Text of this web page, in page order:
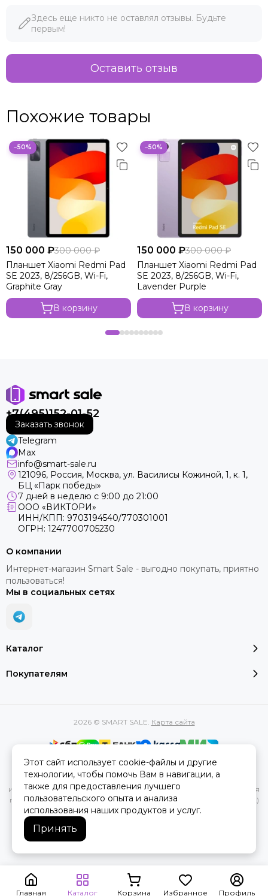
Здесь еще никто не оставлял отзывы. Будьте
первым!
Оставить отзыв
Похожие товары
−50%
150 000 ₽300 000 ₽
Планшет Xiaomi Redmi Pad
SE 2023, 8/256GB, Wi-Fi,
Graphite Gray
В корзину
−50%
150 000 ₽300 000 ₽
Планшет Xiaomi Redmi Pad
SE 2023, 8/256GB, Wi-Fi,
Lavender Purple
В корзину
+7(495)152-01-52
Заказать звонок
Telegram
Max
info@smart-sale.ru
121096, Россия, Москва, ул. Василисы Кожиной, 1, к. 1,
БЦ «Парк победы»
7 дней в неделю с 9:00 до 21:00
ООО «ВИКТОРИ»
ИНН/КПП: 9703194540/770301001
ОГРН: 1247700705230
Каталог
Покупателям
О компании
Интернет-магазин Smart Sale - выгодно покупать, приятно
пользоваться!
Мы в социальных сетях
2026 © SMART SALE. Карта сайта
Вся представленная на сайте информация, касающаяся
характеристик, стоимости товаров и услуг, носит
информационный характер и ни при каких условиях не является
публичной офертой, определяемой положениями Статьи 437(2)
Гражданского кодекса РФ.
Главная Каталог Корзина Избранное Профиль
Этот сайт использует cookie-файлы и другие
технологии, чтобы помочь Вам в навигации, а
также для предоставления лучшего
пользовательского опыта и анализа
использования наших продуктов и услуг.
Принять